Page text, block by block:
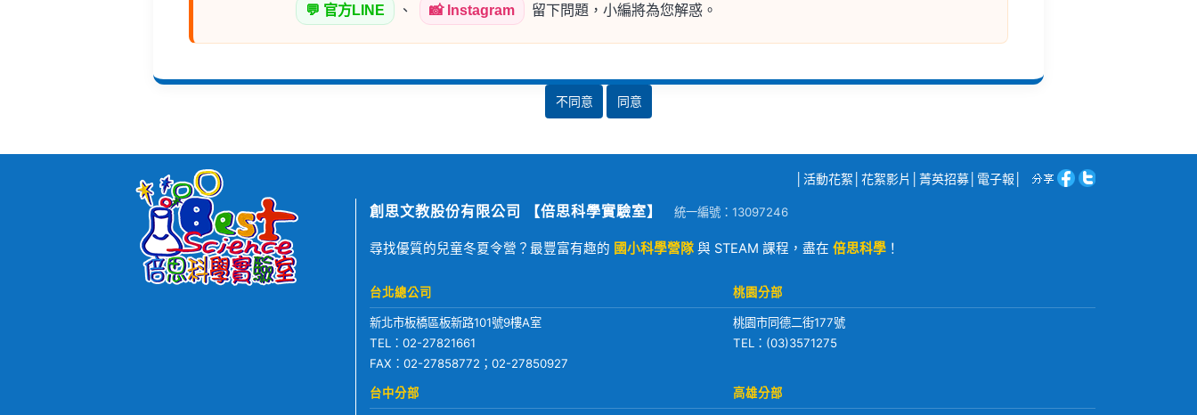
💬 官方LINE
、 📸 Instagram 留下問題，小編將為您解惑。
不同意 同意
活動花絮 花絮影片 菁英招募 電子報
創思文教股份有限公司 【倍思科學實驗室】 統一編號：13097246
尋找優質的兒童冬夏令營？最豐富有趣的 國小科學營隊 與 STEAM 課程，盡在 倍思科學 ！
台北總公司
新北市板橋區板新路101號9樓A室
TEL： 02-27821661
FAX：02-27858772；02-27850927
桃園分部
桃園市同德二街177號
TEL： (03)3571275
台中分部 高雄分部